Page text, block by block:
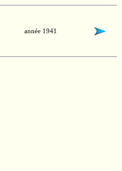
année 1941